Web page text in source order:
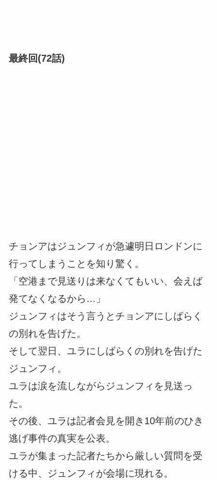
最終回(72話)
チョンアはジュンフィが急遽明日ロンドンに
行ってしまうことを知り驚く。
「空港まで見送りは来なくてもいい、会えば
発てなくなるから…」
ジュンフィはそう言うとチョンアにしばらく
の別れを告げた。
そして翌日、ユラにしばらくの別れを告げた
ジュンフィ。
ユラは涙を流しながらジュンフィを見送っ
た。
その後、ユラは記者会見を開き10年前のひき
逃げ事件の真実を公表。
ユラが集まった記者たちから厳しい質問を受
ける中、ジュンフィが会場に現れる。